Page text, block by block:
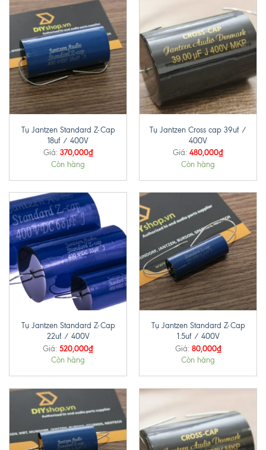
Tụ Jantzen Standard Z-Cap
18uf / 400V
Giá: 370,000₫
Còn hàng
Tụ Jantzen Cross cap 39uf /
400V
Giá: 480,000₫
Còn hàng
Tụ Jantzen Standard Z-Cap
22uf / 400V
Giá: 520,000₫
Còn hàng
Tụ Jantzen Standard Z-Cap
1.5uf / 400V
Giá: 80,000₫
Còn hàng